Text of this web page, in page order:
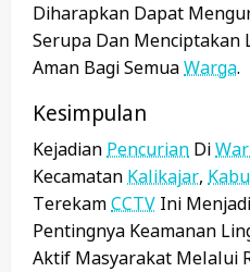
Diharapkan Dapat
Serupa Dan Menciptakan
Aman Bagi SemuaWarga.
Kesimpulan
KejadianPencurian Di
KecamatanKalikajar,
TerekamCCTV Ini
Pentingnya Keamanan
Aktif Masyarakat Melalui